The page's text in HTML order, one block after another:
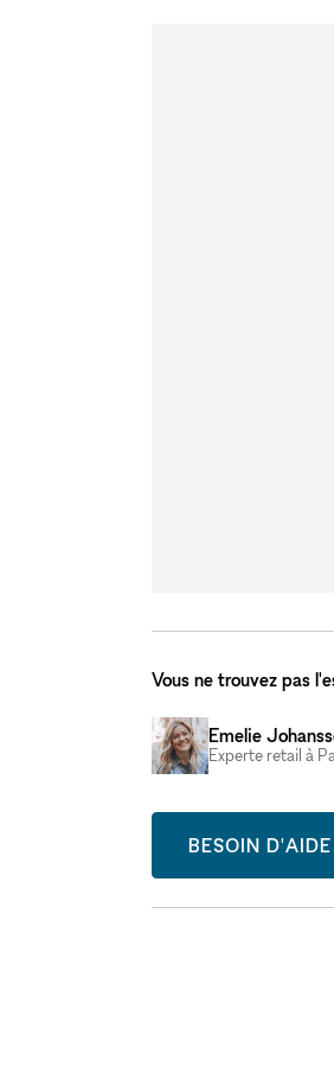
Vous ne trouvez pas
Emelie
Experte retail à
BESOIN